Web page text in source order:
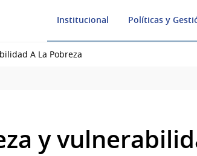
Institucional Políticas y
A La Pobreza
y